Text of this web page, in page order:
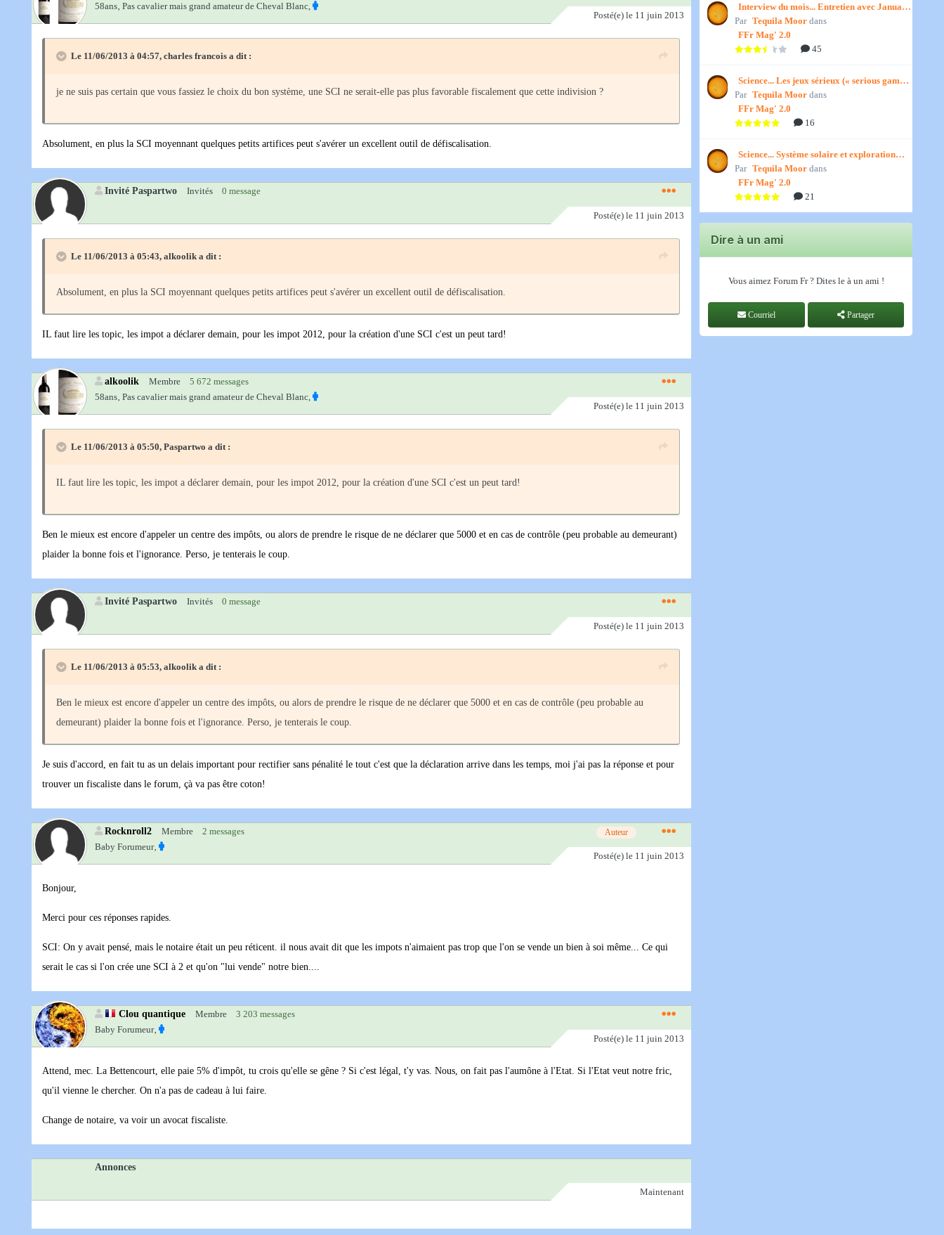
58ans‚ Pas cavalier mais grand amateur de Cheval Blanc,
Posté(e) le 11 juin 2013
Le 11/06/2013 à 04:57, charles francois a dit :
je ne suis pas certain que vous fassiez le choix du bon système, une SCI ne serait-elle pas plus favorable fiscalement que cette indivision ?
Absolument, en plus la SCI moyennant quelques petits artifices peut s'avérer un excellent outil de défiscalisation.
Invité Paspartwo Invités 0 message
Posté(e) le 11 juin 2013
Le 11/06/2013 à 05:43, alkoolik a dit :
Absolument, en plus la SCI moyennant quelques petits artifices peut s'avérer un excellent outil de défiscalisation.
IL faut lire les topic, les impot a déclarer demain, pour les impot 2012, pour la création d'une SCI c'est un peut tard!
alkoolik Membre
5 672 messages
58ans‚ Pas cavalier mais grand amateur de Cheval Blanc,
Posté(e) le 11 juin 2013
Le 11/06/2013 à 05:50, Paspartwo a dit :
IL faut lire les topic, les impot a déclarer demain, pour les impot 2012, pour la création d'une SCI c'est un peut tard!
Ben le mieux est encore d'appeler un centre des impôts, ou alors de prendre le risque de ne déclarer que 5000 et en cas de contrôle (peu probable au demeurant)
plaider la bonne fois et l'ignorance. Perso, je tenterais le coup.
Invité Paspartwo Invités 0 message
Posté(e) le 11 juin 2013
Le 11/06/2013 à 05:53, alkoolik a dit :
Ben le mieux est encore d'appeler un centre des impôts, ou alors de prendre le risque de ne déclarer que 5000 et en cas de contrôle (peu probable au
demeurant) plaider la bonne fois et l'ignorance. Perso, je tenterais le coup.
Je suis d'accord, en fait tu as un delais important pour rectifier sans pénalité le tout c'est que la déclaration arrive dans les temps, moi j'ai pas la réponse et pour
trouver un fiscaliste dans le forum, çà va pas être coton!
Rocknroll2 Membre 2 messages Auteur
Baby Forumeur‚
Posté(e) le 11 juin 2013
Bonjour,
Merci pour ces réponses rapides.
SCI: On y avait pensé, mais le notaire était un peu réticent. il nous avait dit que les impots n'aimaient pas trop que l'on se vende un bien à soi même... Ce qui
serait le cas si l'on crée une SCI à 2 et qu'on "lui vende" notre bien....
Clou quantique Membre
3 203 messages
Baby Forumeur‚
Posté(e) le 11 juin 2013
Attend, mec. La Bettencourt, elle paie 5% d'impôt, tu crois qu'elle se gêne ? Si c'est légal, t'y vas. Nous, on fait pas l'aumône à l'Etat. Si l'Etat veut notre fric,
qu'il vienne le chercher. On n'a pas de cadeau à lui faire.
Change de notaire, va voir un avocat fiscaliste.
Annonces
Maintenant
Interview du mois... Entretien avec January,
par Titenath
Par Tequila Moor dans
FFr Mag' 2.0
45
Science... Les jeux sérieux (« serious games
») par Jedino
Par Tequila Moor dans
FFr Mag' 2.0
16
Science... Système solaire et exploration
spatiale, par Jedino
Par Tequila Moor dans
FFr Mag' 2.0
21
Dire à un ami
Vous aimez Forum Fr ? Dites le à un ami !
Courriel Partager